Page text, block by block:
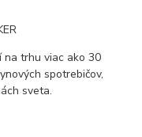
na trhu viac ako 30
spotrebičov,
sveta.